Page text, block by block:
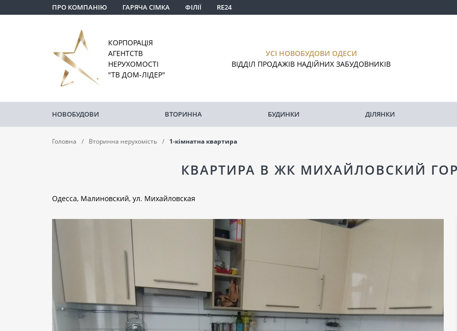
ПРО КОМПАНІЮ ГАРЯЧА СІМКА ФІЛІЇ RE24
КОРПОРАЦІЯ
АГЕНТСТВ
НЕРУХОМОСТІ
"ТВ ДОМ-ЛІДЕР"
УСІ НОВОБУДОВИ ОДЕСИ
ВІДДІЛ ПРОДАЖІВ НАДІЙНИХ ЗАБУДОВНИКІВ
НОВОБУДОВИ ВТОРИННА БУДИНКИ ДІЛЯНКИ
Головна Вторинна нерухомість 1-кімнатна квартира
КВАРТИРА В ЖК МИХАЙЛОВСКИЙ
Одесса, Малиновский, ул. Михайловская